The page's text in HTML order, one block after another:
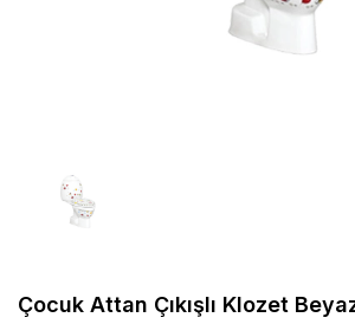
Çocuk Attan Çıkışlı Klozet